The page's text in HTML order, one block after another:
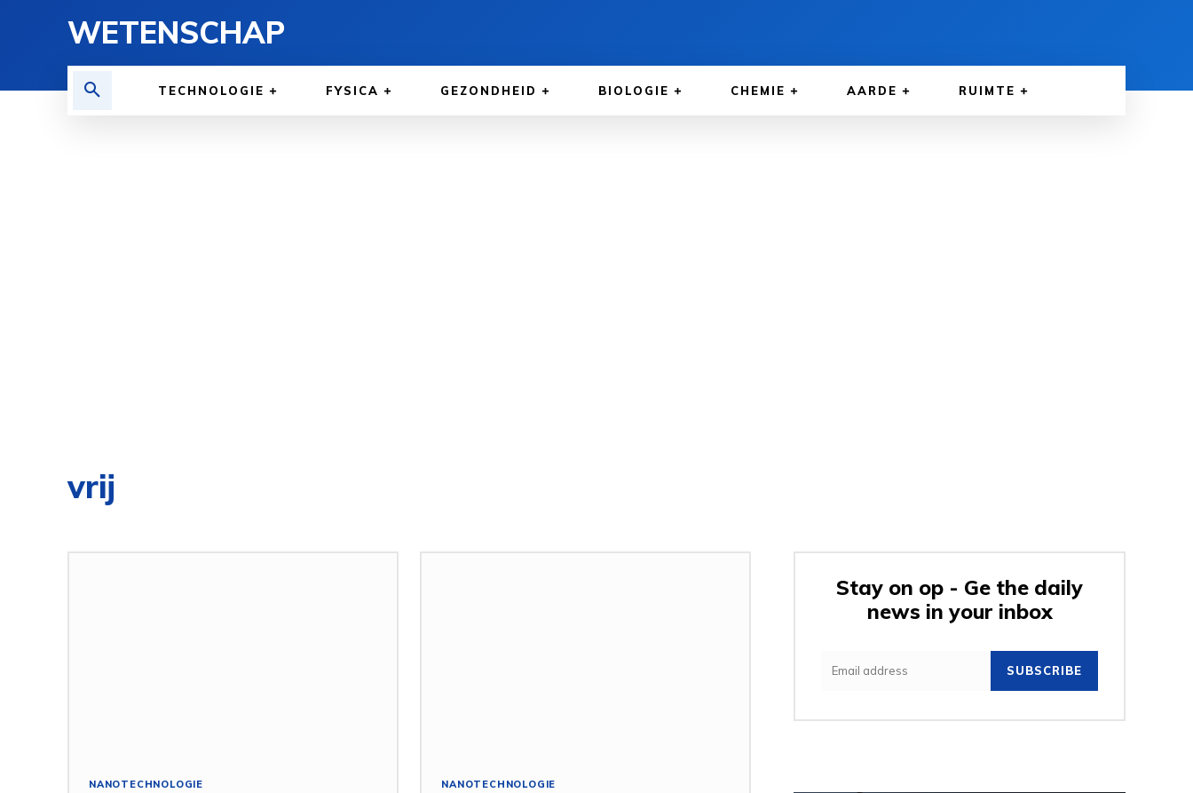
WETENSCHAP
TECHNOLOGIE FYSICA GEZONDHEID BIOLOGIE CHEMIE AARDE RUIMTE
vrij
NANOTECHNOLOGIE NANOTECHNOLOGIE
Stay on op - Ge the daily
news in your inbox
SUBSCRIBE